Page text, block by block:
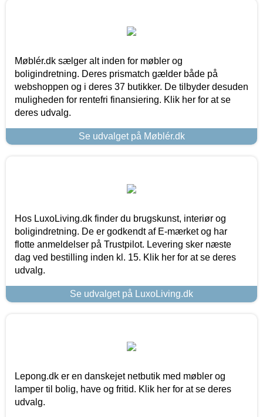
Møblér.dk sælger alt inden for møbler og
boligindretning. Deres prismatch gælder både på
webshoppen og i deres 37 butikker. De tilbyder desuden
muligheden for rentefri finansiering. Klik her for at se
deres udvalg.
Se udvalget på Møblér.dk
Hos LuxoLiving.dk finder du brugskunst, interiør og
boligindretning. De er godkendt af E-mærket og har
flotte anmeldelser på Trustpilot. Levering sker næste
dag ved bestilling inden kl. 15. Klik her for at se deres
udvalg.
Se udvalget på LuxoLiving.dk
Lepong.dk er en danskejet netbutik med møbler og
lamper til bolig, have og fritid. Klik her for at se deres
udvalg.